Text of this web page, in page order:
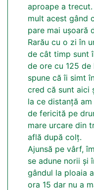
aproape a
mult acest gând
pare mai ușoară
Rarău cu o zi în
de cât timp sunt
de ore cu 125
spune că îi simt
cred că sunt aici
la ce distanță
de fericită pe
mare urcare din
află după colț.
Ajunsă pe vârf,
se adune norii și
gândul la ploaia
ora 15 dar nu a